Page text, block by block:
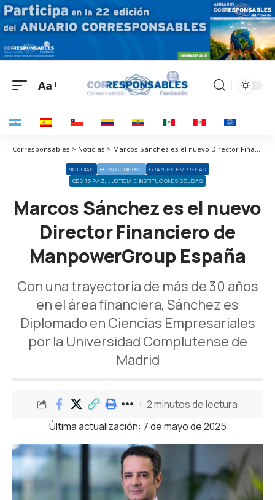
Aa
Corresponsables > Noticias > Marcos Sánchez es el nuevo Director Financiero de ManpowerGroup España
NOTICIAS BUEN GOBIERNO
GRANDES EMPRESAS
ODS 16 PAZ, JUSTICIA E INSTITUCIONES SÓLIDAS
Marcos Sánchez es el nuevo
Director Financiero de
ManpowerGroup España
Con una trayectoria de más de 30 años
en el área financiera, Sánchez es
Diplomado en Ciencias Empresariales
por la Universidad Complutense de
Madrid
Última actualización: 7 de mayo de 2025
2 minutos de lectura